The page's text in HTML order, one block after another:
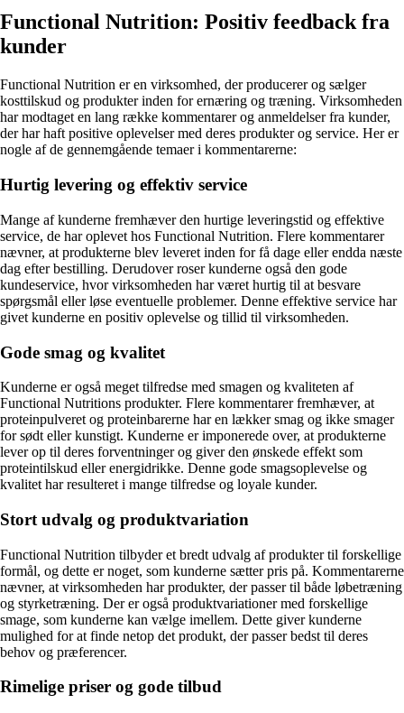
Functional Nutrition: Positiv feedback fra
kunder
Functional Nutrition er en virksomhed, der producerer og sælger
kosttilskud og produkter inden for ernæring og træning. Virksomheden
har modtaget en lang række kommentarer og anmeldelser fra kunder,
der har haft positive oplevelser med deres produkter og service. Her er
nogle af de gennemgående temaer i kommentarerne:
Hurtig levering og effektiv service
Mange af kunderne fremhæver den hurtige leveringstid og effektive
service, de har oplevet hos Functional Nutrition. Flere kommentarer
nævner, at produkterne blev leveret inden for få dage eller endda næste
dag efter bestilling. Derudover roser kunderne også den gode
kundeservice, hvor virksomheden har været hurtig til at besvare
spørgsmål eller løse eventuelle problemer. Denne effektive service har
givet kunderne en positiv oplevelse og tillid til virksomheden.
Gode smag og kvalitet
Kunderne er også meget tilfredse med smagen og kvaliteten af
Functional Nutritions produkter. Flere kommentarer fremhæver, at
proteinpulveret og proteinbarerne har en lækker smag og ikke smager
for sødt eller kunstigt. Kunderne er imponerede over, at produkterne
lever op til deres forventninger og giver den ønskede effekt som
proteintilskud eller energidrikke. Denne gode smagsoplevelse og
kvalitet har resulteret i mange tilfredse og loyale kunder.
Stort udvalg og produktvariation
Functional Nutrition tilbyder et bredt udvalg af produkter til forskellige
formål, og dette er noget, som kunderne sætter pris på. Kommentarerne
nævner, at virksomheden har produkter, der passer til både løbetræning
og styrketræning. Der er også produktvariationer med forskellige
smage, som kunderne kan vælge imellem. Dette giver kunderne
mulighed for at finde netop det produkt, der passer bedst til deres
behov og præferencer.
Rimelige priser og gode tilbud